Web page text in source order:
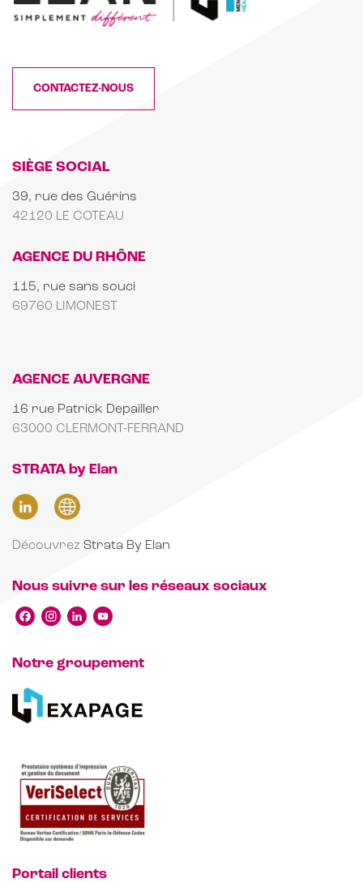
CONTACTEZ-NOUS
SIÈGE SOCIAL
39, rue des Guérins
42120 LE COTEAU
AGENCE DU RHÔNE
115, rue sans souci
69760 LIMONEST
AGENCE AUVERGNE
16 rue Patrick Depailler
63000 CLERMONT-FERRAND
STRATA by Elan
Découvrez Strata By Elan
Nous suivre sur les réseaux sociaux
Facebook
Instagram
LinkedIn
Notre groupement
Portail clients